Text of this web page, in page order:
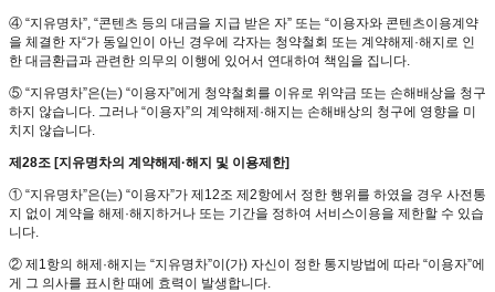
④ “지유명차”, “콘텐츠 등의 대금을 지급 받은 자” 또는 “이용자와 콘텐츠이용계약
을 체결한 자“가 동일인이 아닌 경우에 각자는 청약철회 또는 계약해제·해지로 인
한 대금환급과 관련한 의무의 이행에 있어서 연대하여 책임을 집니다.
⑤ “지유명차”은(는) “이용자”에게 청약철회를 이유로 위약금 또는 손해배상을 청구
하지 않습니다. 그러나 “이용자”의 계약해제·해지는 손해배상의 청구에 영향을 미
치지 않습니다.
제28조 [지유명차의 계약해제·해지 및 이용제한]
① “지유명차”은(는) “이용자”가 제12조 제2항에서 정한 행위를 하였을 경우 사전통
지 없이 계약을 해제·해지하거나 또는 기간을 정하여 서비스이용을 제한할 수 있습
니다.
② 제1항의 해제·해지는 “지유명차”이(가) 자신이 정한 통지방법에 따라 “이용자”에
게 그 의사를 표시한 때에 효력이 발생합니다.